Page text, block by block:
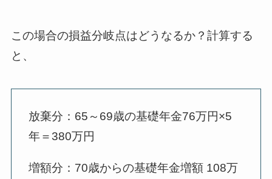
この場合の損益分岐点はどうなるか？計算する
と、
放棄分：65～69歳の基礎年金76万円×5
年＝380万円
増額分：70歳からの基礎年金増額 108万